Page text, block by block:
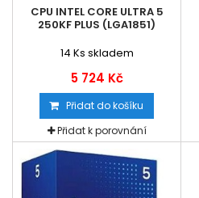
CPU INTEL CORE ULTRA 5
250KF PLUS (LGA1851)
14 Ks skladem
5 724 Kč
Přidat do košíku
Přidat k porovnání